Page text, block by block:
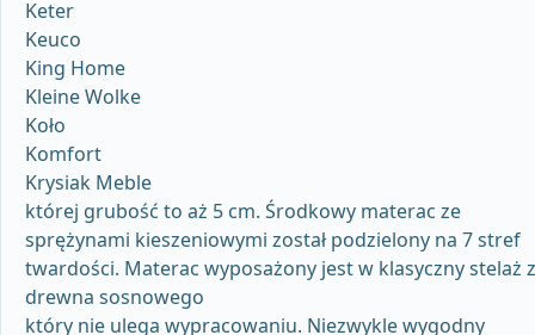
Keter
Keuco
King Home
Kleine Wolke
Koło
Komfort
Krysiak Meble
której grubość to aż 5 cm. Środkowy materac ze
sprężynami kieszeniowymi został podzielony na 7 stref
twardości. Materac wyposażony jest w klasyczny stelaż z
drewna sosnowego
który nie ulega wypracowaniu. Niezwykle wygodny